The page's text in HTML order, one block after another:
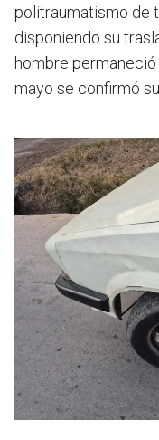
politraumatismo de
disponiendo su
hombre
mayo se confirmó